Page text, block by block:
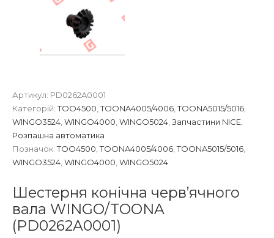
Артикул: PD0262A0001
Категорій:TOO4500,TOONA4005/4006,TOONA5015/5016,
WINGO3524,WINGO4000,WINGO5024,Запчастини NICE,
Розпашна автоматика
Позначок:TOO4500,TOONA4005/4006,TOONA5015/5016,
WINGO3524,WINGO4000,WINGO5024
Шестерня конічна черв’ячного
вала WINGO/TOONA
(PD0262A0001)